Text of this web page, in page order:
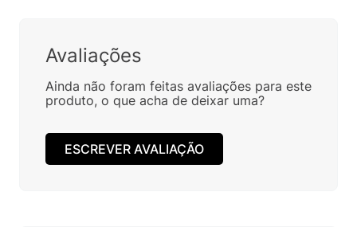
Avaliações
Ainda não foram feitas avaliações para este
produto, o que acha de deixar uma?
ESCREVER AVALIAÇÃO